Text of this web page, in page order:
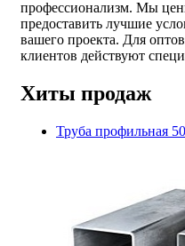
профессионализм. Мы
предоставить лучшие
вашего проекта. Для
клиентов действуют
Хиты продаж
Труба профильная